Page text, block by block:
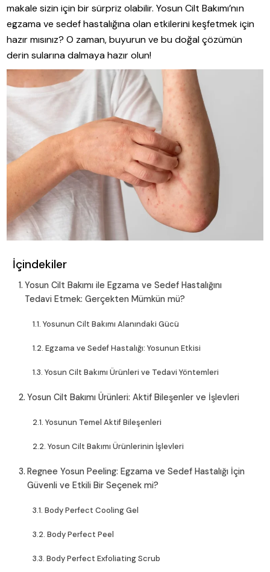
makale sizin için bir sürpriz olabilir. Yosun Cilt Bakımı’nın
egzama ve sedef hastalığına olan etkilerini keşfetmek için
hazır mısınız? O zaman, buyurun ve bu doğal çözümün
derin sularına dalmaya hazır olun!
İçindekiler
Yosun Cilt Bakımı ile Egzama ve Sedef Hastalığını
Tedavi Etmek: Gerçekten Mümkün mü?
Yosunun Cilt Bakımı Alanındaki Gücü
Egzama ve Sedef Hastalığı: Yosunun Etkisi
Yosun Cilt Bakımı Ürünleri ve Tedavi Yöntemleri
Yosun Cilt Bakımı Ürünleri: Aktif Bileşenler ve İşlevleri
Yosunun Temel Aktif Bileşenleri
Yosun Cilt Bakımı Ürünlerinin İşlevleri
Regnee Yosun Peeling: Egzama ve Sedef Hastalığı İçin
Güvenli ve Etkili Bir Seçenek mi?
Body Perfect Cooling Gel
Body Perfect Peel
Body Perfect Exfoliating Scrub